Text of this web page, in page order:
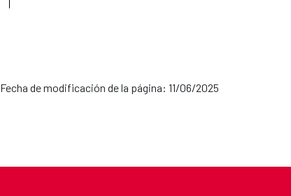
Fecha de modificación de la página: 11/06/2025